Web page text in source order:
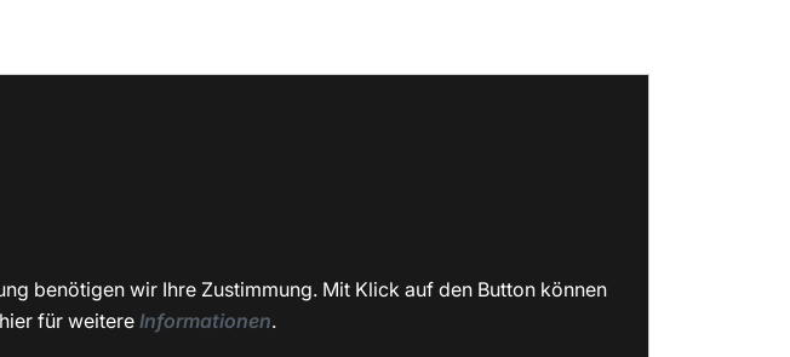
benötigen wir Ihre Zustimmung. Mit Klick auf den Button können
für weitereInformationen.